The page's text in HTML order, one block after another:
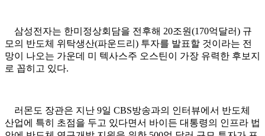
삼성전자는 한미정상회담을 전후해 20조원(170억달러) 규
모의 반도체 위탁생산(파운드리) 투자를 발표할 것이라는 전
망이 나오는 가운데 미 텍사스주 오스틴이 가장 유력한 후보지
로 꼽히고 있다.
러몬도 장관은 지난 9일 CBS방송과의 인터뷰에서 반도체
산업에 특히 초점을 두고 있다면서 바이든 대통령의 인프라 법